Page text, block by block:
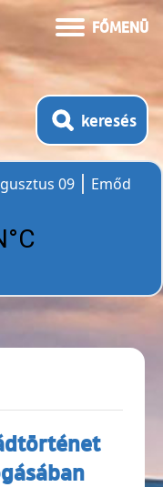
FŐMENÜ
keresés
09
Emőd